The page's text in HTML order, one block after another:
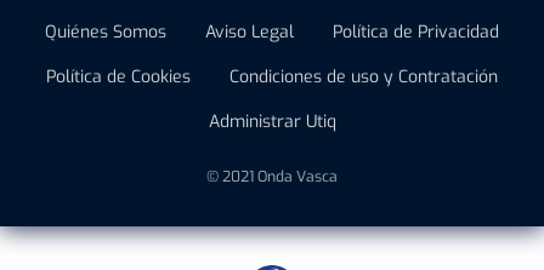
Quiénes Somos Aviso Legal
Política de Privacidad
Política de Cookies
Condiciones de uso y Contratación
Administrar Utiq
© 2021 Onda Vasca